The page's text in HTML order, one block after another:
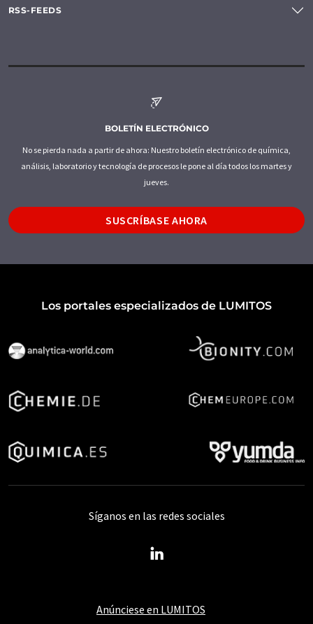
RSS-FEEDS
BOLETÍN ELECTRÓNICO
No se pierda nada a partir de ahora: Nuestro boletín electrónico de química,
análisis, laboratorio y tecnología de procesos le pone al día todos los martes y
jueves.
SUSCRÍBASE AHORA
Los portales especializados de LUMITOS
Anúnciese en LUMITOS
Síganos en las redes sociales